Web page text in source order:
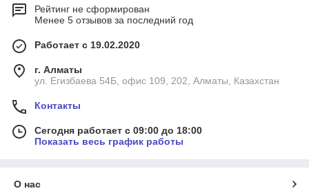
Рейтинг не сформирован
Менее 5 отзывов за последний год
Работает с 19.02.2020
г. Алматы
ул. Егизбаева 54Б, офис 109, 202, Алматы, Казахстан
Контакты
Сегодня работает с 09:00 до 18:00
Показать весь график работы
О нас